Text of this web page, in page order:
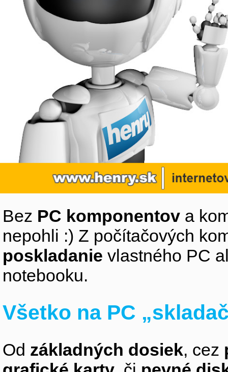
Bez PC komponentov a
nepohli :) Z počítačových
poskladanie vlastného PC
notebooku.
Všetko na PC
Od základných dosiek, cez